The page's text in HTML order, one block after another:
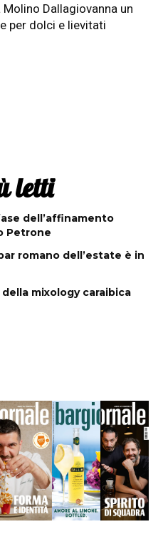
Molino Dallagiovanna un
per dolci e lievitati
letti
dell’affinamento
Petrone
romano dell’estate è in
della mixology caraibica